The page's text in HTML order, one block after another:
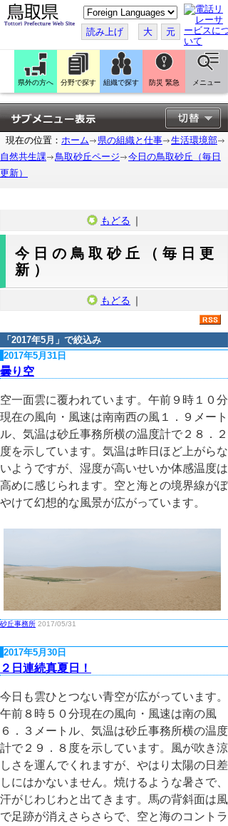
こ
の
ペ
ー
ジ
翻
訳
す
る
読み上げ 大 元
県外の方へ 分野で探す 組織で探す 防災 緊急 メニュー
現在の位置： ホーム 県の組織と仕事
生活環境部
自然共生課
鳥取砂丘ページ
今日の鳥取砂丘（毎日
更新）
もどる ｜
今日の鳥取砂丘（毎日更
新）
もどる ｜
「 2017年5月 」で絞込み
2017年5月31日
曇り空
空一面雲に覆われています。午前９時１０分
現在の風向・風速は南南西の風１．９メート
ル、気温は砂丘事務所横の温度計で２８．２
度を示しています。気温は昨日ほど上がらな
いようですが、湿度が高いせいか体感温度は
高めに感じられます。空と海との境界線がぼ
やけて幻想的な風景が広がっています。
砂丘事務所 2017/05/31
2017年5月30日
２日連続真夏日！
今日も雲ひとつない青空が広がっています。
午前８時５０分現在の風向・風速は南の風
６．３メートル、気温は砂丘事務所横の温度
計で２９．８度を示しています。風が吹き涼
しさを運んでくれますが、やはり太陽の日差
しにはかないません。焼けるような暑さで、
汗がじわじわと出てきます。馬の背斜面は風
で足跡が消えさらさらで、空と海のコントラ